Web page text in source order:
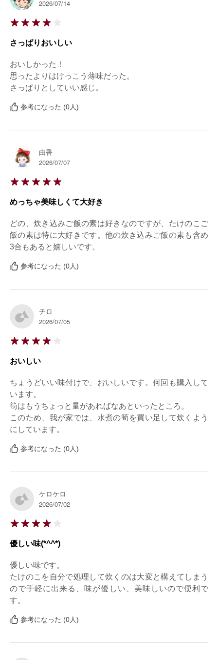
2026/07/14
さっぱりおいしい
おいしかった！
思ったよりはけっこう薄味だった。
さっぱりとしていい感じ。
参考になった (0人)
由香
2026/07/07
めっちゃ美味しくて大好き
どの、炊き込みご飯の素は好きなのですが、たけのこご
飯の素は特に大好きです。他の炊き込みご飯の素も含め
3合もあると嬉しいです。
参考になった (0人)
チロ
2026/07/05
おいしい
ちょうどいい味付けで、おいしいです。何回も購入して
います。
筍はもうちょっと量があればなあといったところ。
このため、我が家では、水煮の筍を買い足して炊くよう
にしています。
参考になった (0人)
ケロケロ
2026/07/02
優しい味(*^^*)
優しい味です。
たけのこを自分で処理して炊くのは大変と構えてしまう
ので手軽に出来る、味が優しい、美味しいので便利で
す。
参考になった (0人)